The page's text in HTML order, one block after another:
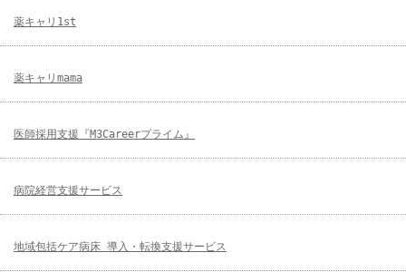
薬キャリ1st
薬キャリmama
医師採用支援『M3Careerプライム』
病院経営支援サービス
地域包括ケア病床 導入・転換支援サービス